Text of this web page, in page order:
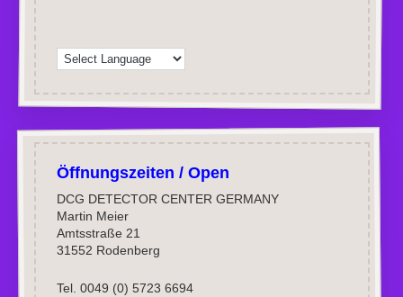
Öffnungszeiten / Open
DCG DETECTOR CENTER GERMANY
Martin Meier
Amtsstraße 21
31552 Rodenberg
Tel. 0049 (0) 5723 6694